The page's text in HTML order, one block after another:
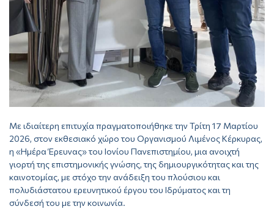
Με ιδιαίτερη επιτυχία πραγματοποιήθηκε την Τρίτη 17 Μαρτίου
2026, στον εκθεσιακό χώρο του Οργανισμού Λιμένος Κέρκυρας,
η «Ημέρα Έρευνας» του Ιονίου Πανεπιστημίου, μια ανοιχτή
γιορτή της επιστημονικής γνώσης, της δημιουργικότητας και της
καινοτομίας, με στόχο την ανάδειξη του πλούσιου και
πολυδιάστατου ερευνητικού έργου του Ιδρύματος και τη
σύνδεσή του με την κοινωνία.